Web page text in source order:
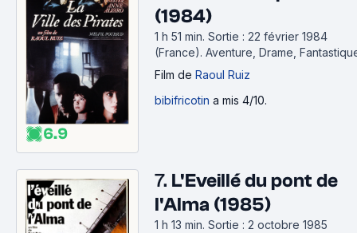
6.9
(1984)
1 h 51 min. Sortie : 22 février 1984
(France). Aventure, Drame,
Film de Raoul Ruiz
bibifricotin a mis 4/10.
7. L'Eveillé du pont de
l'Alma (1985)
1 h 13 min. Sortie : 2 octobre 1985